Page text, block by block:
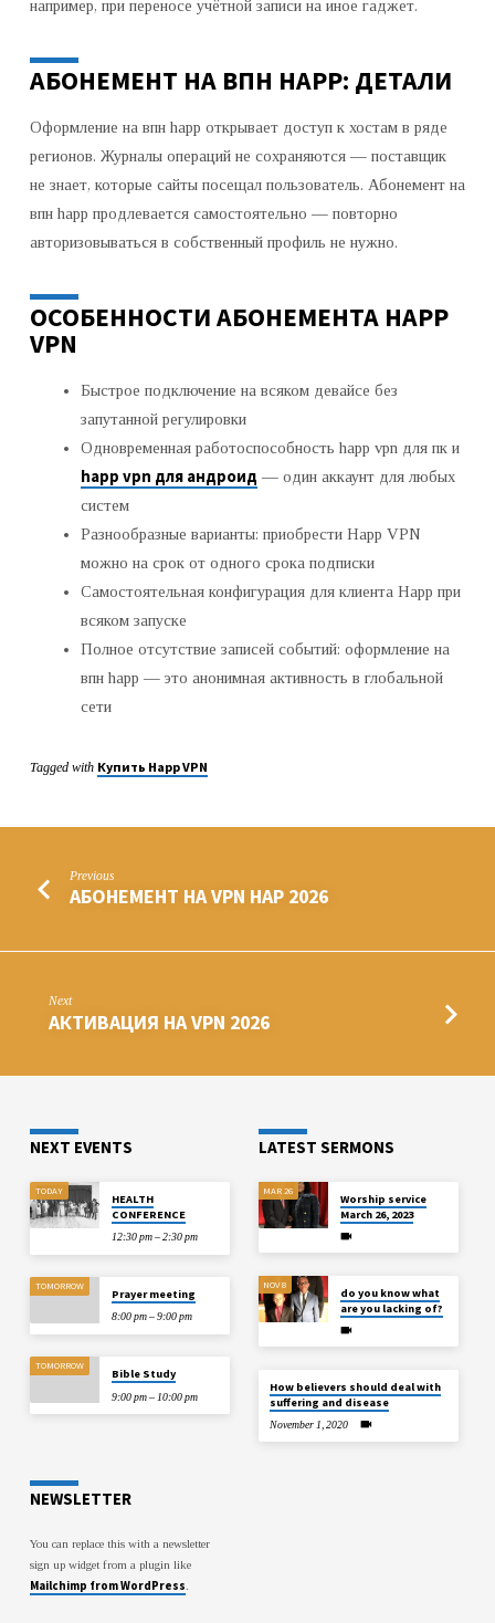
например, при переносе учётной записи на иное гаджет.
АБОНЕМЕНТ НА ВПН HAPP: ДЕТАЛИ
Оформление на впн happ открывает доступ к хостам в ряде
регионов. Журналы операций не сохраняются — поставщик
не знает, которые сайты посещал пользователь. Абонемент на
впн happ продлевается самостоятельно — повторно
авторизовываться в собственный профиль не нужно.
ОСОБЕННОСТИ АБОНЕМЕНТА HAPP
VPN
Быстрое подключение на всяком девайсе без
запутанной регулировки
Одновременная работоспособность happ vpn для пк и
happ vpn для андроид — один аккаунт для любых
систем
Разнообразные варианты: приобрести Happ VPN
можно на срок от одного срока подписки
Самостоятельная конфигурация для клиента Happ при
всяком запуске
Полное отсутствие записей событий: оформление на
впн happ — это анонимная активность в глобальной
сети
Tagged with Купить Happ VPN
Previous
АБОНЕМЕНТ НА VPN HAP 2026
Next
АКТИВАЦИЯ НА VPN 2026
NEXT EVENTS
TODAY
HEALTH
CONFERENCE
12:30 pm – 2:30 pm
TOMORROW
Prayer meeting
8:00 pm – 9:00 pm
TOMORROW
Bible Study
9:00 pm – 10:00 pm
LATEST SERMONS
MAR 26
Worship service
March 26, 2023
NOV 8
do you know what
are you lacking of?
How believers should deal with
suffering and disease
November 1, 2020
NEWSLETTER
You can replace this with a newsletter
sign up widget from a plugin like
Mailchimp from WordPress.